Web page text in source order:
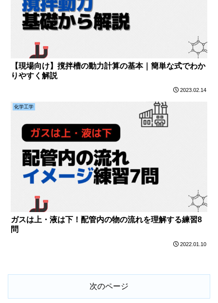
【現場向け】撹拌槽の動力計算の基本｜簡単な式でわか
りやすく解説
2023.02.14
化学工学
ガスは上・液は下！配管内の物の流れを理解する練習8
問
2022.01.10
次のページ